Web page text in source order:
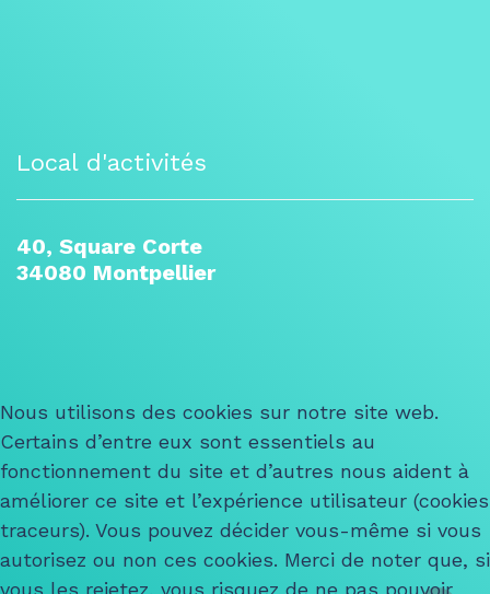
Local d'activités
40, Square Corte
34080 Montpellier
Nous utilisons des cookies sur notre site web.
Certains d’entre eux sont essentiels au
fonctionnement du site et d’autres nous aident à
améliorer ce site et l’expérience utilisateur (cookies
traceurs). Vous pouvez décider vous-même si vous
autorisez ou non ces cookies. Merci de noter que, si
vous les rejetez, vous risquez de ne pas pouvoir